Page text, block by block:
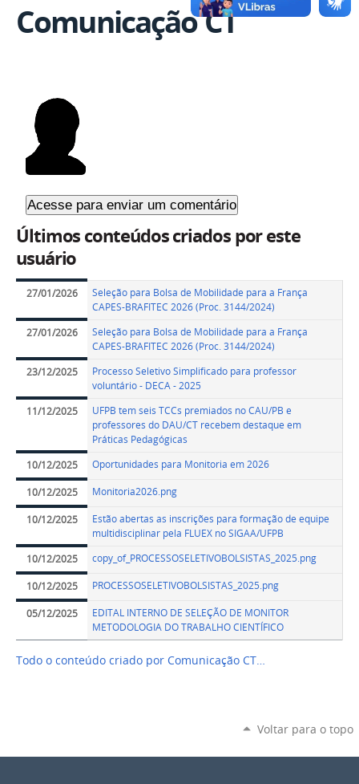
Comunicação CT
Últimos conteúdos criados por este
usuário
27/01/2026
Seleção para Bolsa de Mobilidade para a França
CAPES-BRAFITEC 2026 (Proc. 3144/2024)
27/01/2026
Seleção para Bolsa de Mobilidade para a França
CAPES-BRAFITEC 2026 (Proc. 3144/2024)
23/12/2025
Processo Seletivo Simplificado para professor
voluntário - DECA - 2025
11/12/2025
UFPB tem seis TCCs premiados no CAU/PB e
professores do DAU/CT recebem destaque em
Práticas Pedagógicas
10/12/2025
Oportunidades para Monitoria em 2026
10/12/2025 Monitoria2026.png
10/12/2025
Estão abertas as inscrições para formação de equipe
multidisciplinar pela FLUEX no SIGAA/UFPB
10/12/2025
copy_of_PROCESSOSELETIVOBOLSISTAS_2025.png
10/12/2025 PROCESSOSELETIVOBOLSISTAS_2025.png
05/12/2025
EDITAL INTERNO DE SELEÇÃO DE MONITOR
METODOLOGIA DO TRABALHO CIENTÍFICO
Todo o conteúdo criado por Comunicação CT…
Voltar para o topo